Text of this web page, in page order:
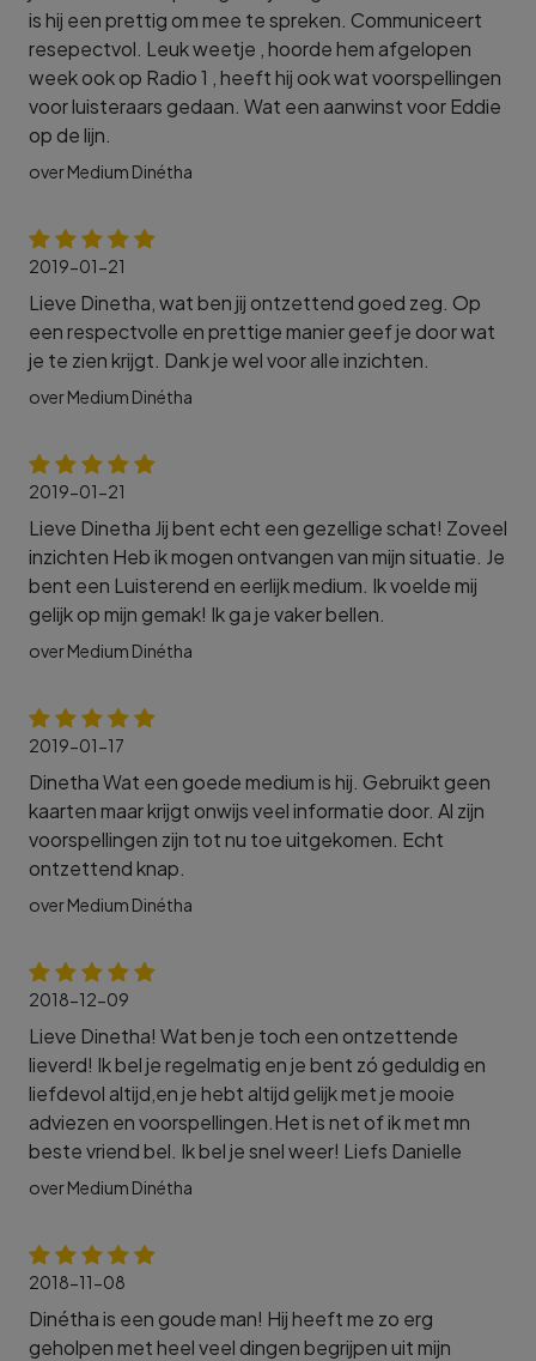
is hij een prettig om mee te spreken. Communiceert
resepectvol. Leuk weetje , hoorde hem afgelopen
week ook op Radio 1 , heeft hij ook wat voorspellingen
voor luisteraars gedaan. Wat een aanwinst voor Eddie
op de lijn.
over Medium Dinétha
2019-01-21
Lieve Dinetha, wat ben jij ontzettend goed zeg. Op
een respectvolle en prettige manier geef je door wat
je te zien krijgt. Dank je wel voor alle inzichten.
over Medium Dinétha
2019-01-21
Lieve Dinetha Jij bent echt een gezellige schat! Zoveel
inzichten Heb ik mogen ontvangen van mijn situatie. Je
bent een Luisterend en eerlijk medium. Ik voelde mij
gelijk op mijn gemak! Ik ga je vaker bellen.
over Medium Dinétha
2019-01-17
Dinetha Wat een goede medium is hij. Gebruikt geen
kaarten maar krijgt onwijs veel informatie door. Al zijn
voorspellingen zijn tot nu toe uitgekomen. Echt
ontzettend knap.
over Medium Dinétha
2018-12-09
Lieve Dinetha! Wat ben je toch een ontzettende
lieverd! Ik bel je regelmatig en je bent zó geduldig en
liefdevol altijd,en je hebt altijd gelijk met je mooie
adviezen en voorspellingen.Het is net of ik met mn
beste vriend bel. Ik bel je snel weer! Liefs Danielle
over Medium Dinétha
2018-11-08
Dinétha is een goude man! Hij heeft me zo erg
geholpen met heel veel dingen begrijpen uit mijn